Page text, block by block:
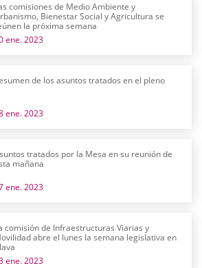
comisiones de Medio Ambiente y
Bienestar Social y Agricultura se
la próxima semana
ene. 2023
de los asuntos tratados en el pleno
ene. 2023
tratados por la Mesa en su reunión de
mañana
ene. 2023
comisión de Infraestructuras Viarias y
abre el lunes la semana legislativa en
ene. 2023